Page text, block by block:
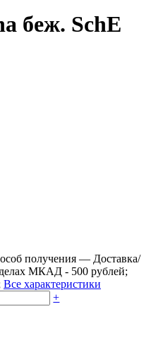
беж. SchE
получения — Доставка/
МКАД - 500 рублей;
Все характеристики
+